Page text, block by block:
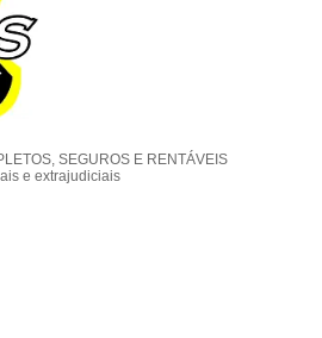
SEGUROS E RENTÁVEIS
e extrajudiciais